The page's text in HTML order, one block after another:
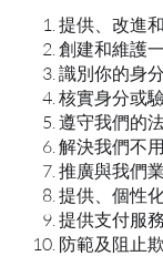
提供、改進
創建和維護
識別你的身
核實身分或
遵守我們的
解決我們不
推廣與我們
提供、個性
提供支付服務
防範及阻止